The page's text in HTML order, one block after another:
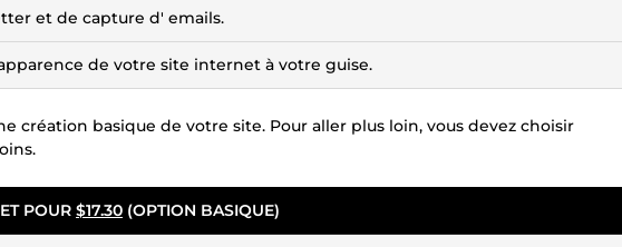
et de capture d' emails.
de votre site internet à votre guise.
création basique de votre site. Pour aller plus loin, vous devez choisir
POUR $17.30 (OPTION BASIQUE)